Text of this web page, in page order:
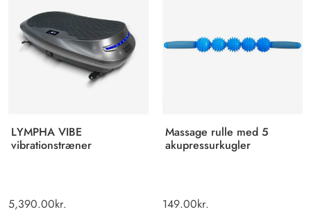
LYMPHA VIBE
vibrationstræner
5,390.00kr.
Massage rulle med 5
akupressurkugler
149.00kr.